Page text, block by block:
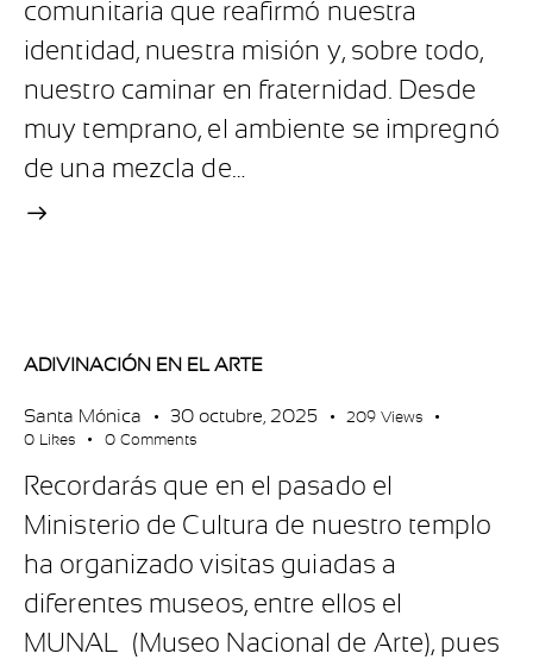
comunitaria que reafirmó nuestra
identidad, nuestra misión y, sobre todo,
nuestro caminar en fraternidad. Desde
muy temprano, el ambiente se impregnó
de una mezcla de…
ADIVINACIÓN EN EL ARTE
Santa Mónica 30 octubre, 2025 209 Views
0 Likes 0 Comments
Recordarás que en el pasado el
Ministerio de Cultura de nuestro templo
ha organizado visitas guiadas a
diferentes museos, entre ellos el
MUNAL (Museo Nacional de Arte), pues